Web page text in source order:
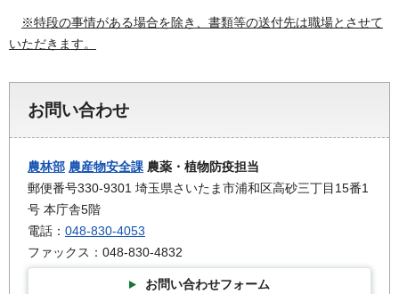
※特段の事情がある場合を除き、書類等の送付先は職場とさせて
いただきます。
お問い合わせ
農林部 農産物安全課 農薬・植物防疫担当
郵便番号330-9301 埼玉県さいたま市浦和区高砂三丁目15番1
号 本庁舎5階
電話： 048-830-4053
ファックス：048-830-4832
お問い合わせフォーム